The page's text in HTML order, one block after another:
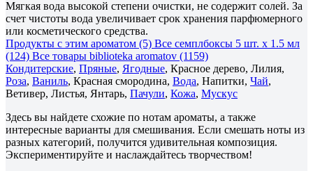
Мягкая вода высокой степени очистки, не содержит солей. За
счет чистоты вода увеличивает срок хранения парфюмерного
или косметического средства.
Продукты с этим ароматом (5) Все семплбоксы 5 шт. х 1.5 мл
(124) Все товары biblioteka aromatov (1159)
Кондитерские, Пряные, Ягодные, Красное дерево, Лилия,
Роза, Ваниль, Красная смородина, Вода, Напитки, Чай,
Ветивер, Листья, Янтарь, Пачули, Кожа, Мускус
Здесь вы найдете схожие по нотам ароматы, а также
интересные варианты для смешивания. Если смешать ноты из
разных категорий, получится удивительная композиция.
Экспериментируйте и наслаждайтесь творчеством!